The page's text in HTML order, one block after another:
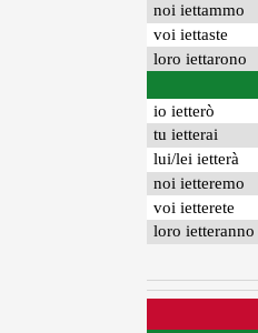
noi iettammo
voi iettaste
loro iettarono
io ietterò
tu ietterai
lui/lei ietterà
noi ietteremo
voi ietterete
loro ietteranno